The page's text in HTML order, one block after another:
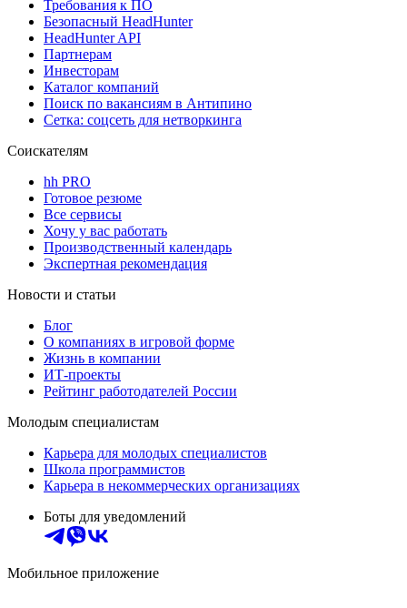
Требования к ПО
Безопасный HeadHunter
HeadHunter API
Партнерам
Инвесторам
Каталог компаний
Поиск по вакансиям в Антипино
Сетка: соцсеть для нетворкинга
Соискателям
hh PRO
Готовое резюме
Все сервисы
Хочу у вас работать
Производственный календарь
Экспертная рекомендация
Новости и статьи
Блог
О компаниях в игровой форме
Жизнь в компании
ИТ-проекты
Рейтинг работодателей России
Молодым специалистам
Карьера для молодых специалистов
Школа программистов
Карьера в некоммерческих организациях
Боты для уведомлений
Мобильное приложение